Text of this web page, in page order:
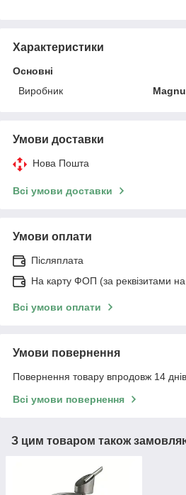
Характеристики
Основні
Виробник
Умови доставки
Нова Пошта
Всі умови доставки
Умови оплати
Післяплата
На карту ФОП (за реквізитами
Всі умови оплати
Умови повернення
Повернення товару впродовж 14
Всі умови повернення
З цим товаром також